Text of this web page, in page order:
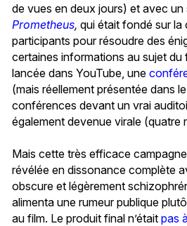
de vues en deux jours) et avec un
Prometheus, qui était fondé sur
participants pour résoudre des
certaines informations au sujet du
lancée dans YouTube, une
(mais réellement présentée dans
conférences devant un vrai
également devenue virale (quatre
Mais cette très efficace
révélée en dissonance complète
obscure et légèrement
alimenta une rumeur publique
au film. Le produit final n’était pas